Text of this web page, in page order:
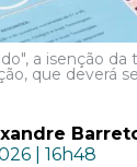
a isenção da
que deverá
| 16h48